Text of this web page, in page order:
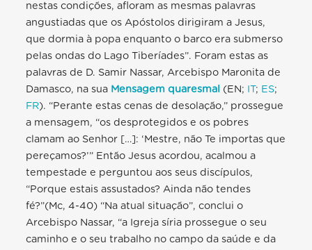
nestas condições, afloram as mesmas palavras
angustiadas que os Apóstolos dirigiram a Jesus,
que dormia à popa enquanto o barco era submerso
pelas ondas do Lago Tiberíades”. Foram estas as
palavras de D. Samir Nassar, Arcebispo Maronita de
Damasco, na sua Mensagem quaresmal (EN; IT; ES;
FR). “Perante estas cenas de desolação,” prossegue
a mensagem, “os desprotegidos e os pobres
clamam ao Senhor […]: ‘Mestre, não Te importas que
pereçamos?’” Então Jesus acordou, acalmou a
tempestade e perguntou aos seus discípulos,
“Porque estais assustados? Ainda não tendes
fé?”(Mc, 4-40) “Na atual situação”, conclui o
Arcebispo Nassar, “a Igreja síria prossegue o seu
caminho e o seu trabalho no campo da saúde e da